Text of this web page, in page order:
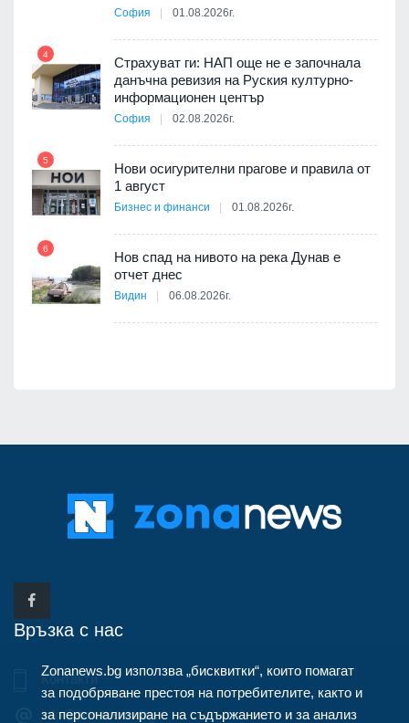
София 01.08.2026г.
4
Страхуват ги: НАП още не е започнала
данъчна ревизия на Руския културно-
информационен център
София 02.08.2026г.
5
Нови осигурителни прагове и правила от
1 август
Бизнес и финанси 01.08.2026г.
6
Нов спад на нивото на река Дунав е
отчет днес
Видин 06.08.2026г.
Връзка с нас
Контакти
info@zonanews.bg
Zonanews.bg използва „бисквитки“, които помагат
за подобряване престоя на потребителите, както и
за персонализиране на съдържанието и за анализ